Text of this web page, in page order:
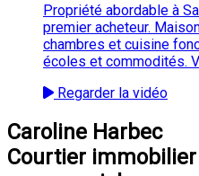
Propriété abordable à
premier acheteur.
chambres et cuisine
écoles et commodités.
Regarder la vidéo
Caroline Harbec
Courtier